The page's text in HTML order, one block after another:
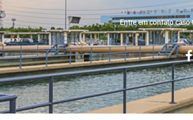
Entre em contato